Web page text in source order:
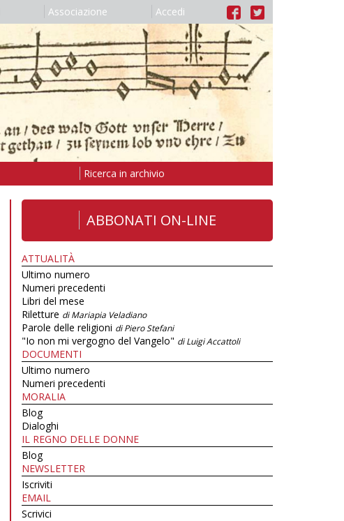
Associazione Accedi
Ricerca in archivio
ABBONATI ON-LINE
ATTUALITÀ
Ultimo numero
Numeri precedenti
Libri del mese
Riletture di Mariapia Veladiano
Parole delle religioni di Piero Stefani
"Io non mi vergogno del Vangelo" di Luigi Accattoli
DOCUMENTI
Ultimo numero
Numeri precedenti
MORALIA
Blog
Dialoghi
IL REGNO DELLE DONNE
Blog
NEWSLETTER
Iscriviti
EMAIL
Scrivici